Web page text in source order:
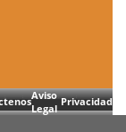
Aviso
Legal
Privacidad